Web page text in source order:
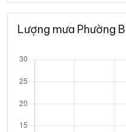
Lượng mưa Phường